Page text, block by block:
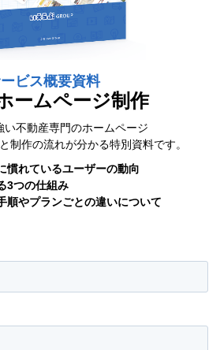
ビス概要資料
ームページ制作
い不動産専門のホームページ
制作の流れが分かる特別資料です。
慣れているユーザーの動向
3つの仕組み
順やプランごとの違いについて